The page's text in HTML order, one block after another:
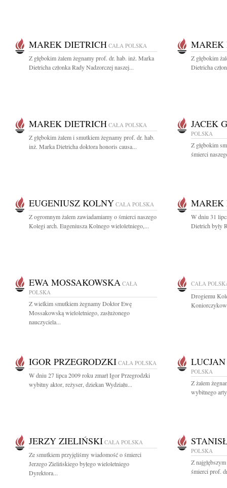
MAREK DIETRICH CAŁA POLSKA
Z głębokim żalem żegnamy prof. dr. hab. inż. Marka
Dietricha członka Rady Nadzorczej naszej...
MAREK
Z głębokim
Dietricha
MAREK DIETRICH CAŁA POLSKA
Z głębokim żalem i smutkiem żegnamy prof. dr. hab.
inż. Marka Dietricha doktora honoris causa...
JACEK
POLSKA
Z głębokim
śmierci
EUGENIUSZ KOLNY CAŁA POLSKA
Z ogromnym żalem zawiadamiamy o śmierci naszego
Kolegi arch. Eugeniusza Kolnego wieloletniego,...
MAREK
W dniu 31
Dietrich były
EWA MOSSAKOWSKA CAŁA
POLSKA
Z wielkim smutkiem żegnamy Doktor Ewę
Mossakowską wieloletniego, zasłużonego
nauczyciela...
CAŁA
Drogiemu
IGOR PRZEGRODZKI CAŁA POLSKA
W dniu 27 lipca 2009 roku zmarł Igor Przegrodzki
wybitny aktor, reżyser, dziekan Wydziału...
POLSKA
Z żalem
wybitnego
JERZY ZIELIŃSKI CAŁA POLSKA
Ze smutkiem przyjęliśmy wiadomość o śmierci
Jerzego Zielińskiego byłego wieloletniego
Dyrektora...
POLSKA
Z
śmierci prof.